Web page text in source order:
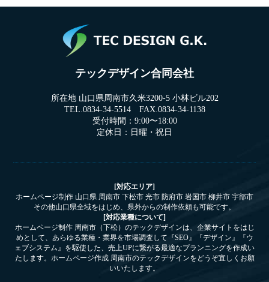
テックデザイン合同会社
所在地 山口県周南市久米3200-5 小林ビル202
TEL.0834-34-5514 FAX.0834-34-1138
受付時間：9:00〜18:00
定休日：日曜・祝日
[対応エリア]
ホームページ制作 山口県 周南市 下松市 光市 防府市 岩国市 柳井市 宇部市
その他山口県全域をはじめ、県外からの制作依頼も可能です。
[対応業種について]
ホームページ制作 周南市（下松）のテックデザインは、企業サイトをはじ
めとして、あらゆる業種・業界を市場調査して『SEO』『デザイン』『ウ
ェブシステム』を駆使した、売上UPに繋がる最適なプランニングを作成い
たします。ホームページ作成 周南市のテックデザインをどうぞ宜しくお願
いいたします。